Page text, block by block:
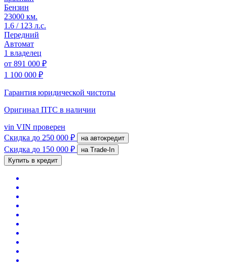
Бензин
23000 км.
1.6 / 123 л.с.
Передний
Автомат
1 владелец
от 891 000 ₽
1 100 000 ₽
Гарантия юридической чистоты
Оригинал ПТС в наличии
vin VIN проверен
Скидка до 250 000 ₽ на автокредит
Скидка до 150 000 ₽
на Trade-In
Купить в кредит